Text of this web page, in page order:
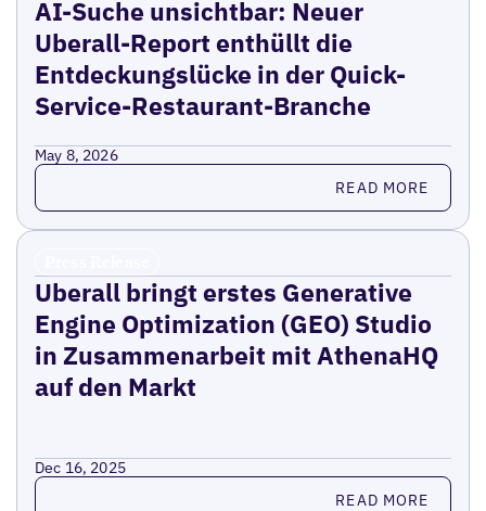
AI-Suche unsichtbar: Neuer
Uberall-Report enthüllt die
Entdeckungslücke in der Quick-
Service-Restaurant-Branche
May 8, 2026
Read more READ MORE
Uberall bringt erstes Generative
Engine Optimization (GEO) Studio
in Zusammenarbeit mit AthenaHQ
auf den Markt
Dec 16, 2025
Read more READ MORE